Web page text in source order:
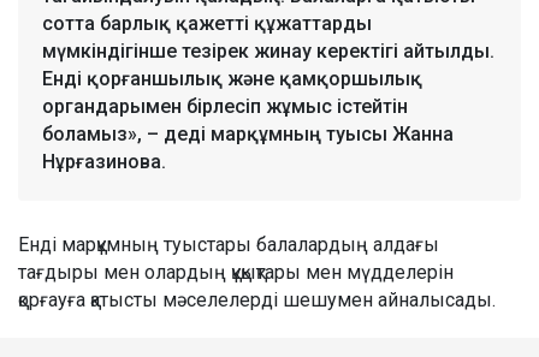
сотта барлық қажетті құжаттарды
мүмкіндігінше тезірек жинау керектігі айтылды.
Енді қорғаншылық және қамқоршылық
органдарымен бірлесіп жұмыс істейтін
боламыз», – деді марқұмның туысы Жанна
Нұрғазинова.
Енді марқұмның туыстары балалардың алдағы
тағдыры мен олардың құқықтары мен мүдделерін
қорғауға қатысты мәселелерді шешумен айналысады.